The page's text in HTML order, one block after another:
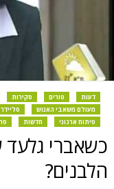
דעות טורים סקירות
מעולם משאבי האנוש
סליידר
פיתוח ארגוני
חדשות
כשאברי
הלבנים?